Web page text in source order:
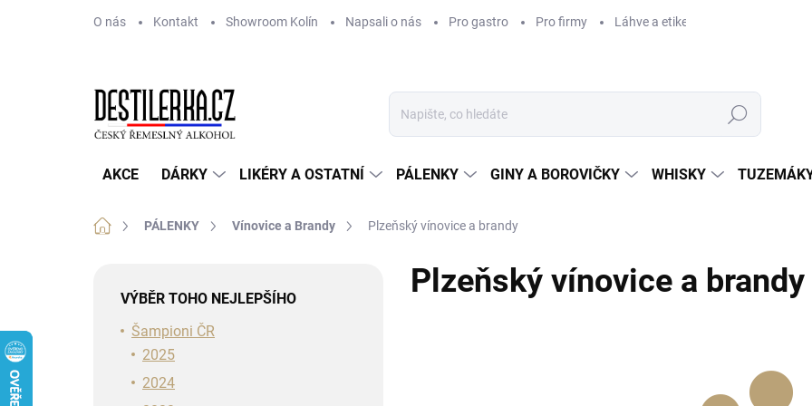
O nás Kontakt Showroom Kolín Napsali o nás Pro gastro Pro firmy Láhve a etikety na míru
Hledat
AKCE DÁRKY LIKÉRY A OSTATNÍ PÁLENKY GINY A BOROVIČKY WHISKY
Domů PÁLENKY Vínovice a Brandy Plzeňský vínovice a brandy
VÝBĚR TOHO NEJLEPŠÍHO
Šampioni ČR
2025
2024
Plzeňský vínovice a brandy